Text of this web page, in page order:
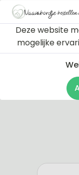
Via
een tutorial die u
ontwerptool.
naambordje
eigen smaak
Bekijk de
Deze website
mogelijke